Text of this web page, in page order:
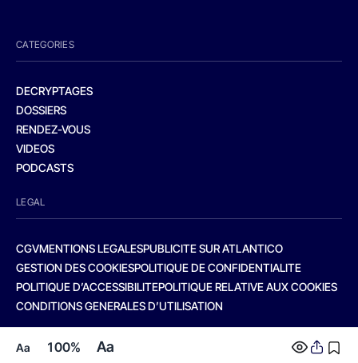
Aa 100% Aa
CATEGORIES
DECRYPTAGES
DOSSIERS
RENDEZ-VOUS
VIDEOS
PODCASTS
LEGAL
CGVMENTIONS LEGALESPUBLICITE SUR ATLANTICO
GESTION DES COOKIESPOLITIQUE DE CONFIDENTIALITE
POLITIQUE D’ACCESSIBILITEPOLITIQUE RELATIVE AUX COOKIES
CONDITIONS GENERALES D’UTILISATION